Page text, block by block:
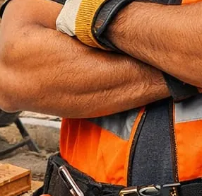
Jasa Bore Pile
Pagar Panel Beton
Sewa Alat Berat
Sewa Crane
Sewa Excavator
Sewa Excavator
Sewa Forklift
U Ditch Beton
Uncategorized